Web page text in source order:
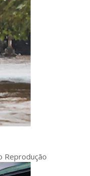
Reprodução